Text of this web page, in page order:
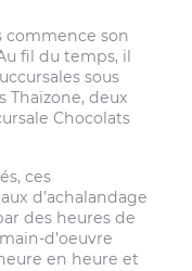
commence son
fil du temps, il
sous
Thaïzone, deux
Chocolats
ces
d’achalandage
des heures de
d’oeuvre
en heure et